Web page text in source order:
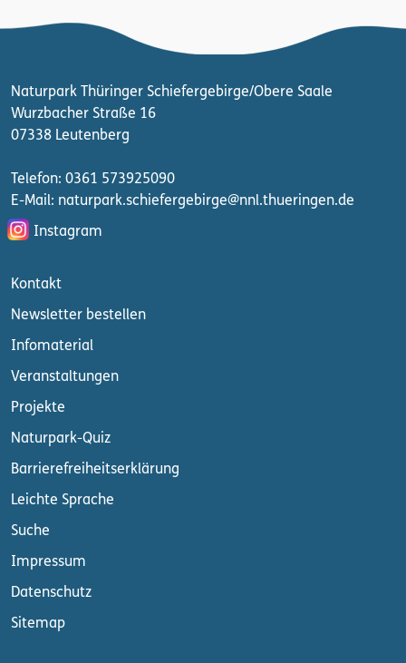
Naturpark Thüringer Schiefergebirge/Obere Saale
Wurzbacher Straße 16
07338 Leutenberg
Telefon: 0361 573925090
E-Mail: naturpark.schiefergebirge@nnl.thueringen.de
Instagram
Kontakt
Newsletter bestellen
Infomaterial
Veranstaltungen
Projekte
Naturpark-Quiz
Barrierefreiheitserklärung
Leichte Sprache
Suche
Impressum
Datenschutz
Sitemap